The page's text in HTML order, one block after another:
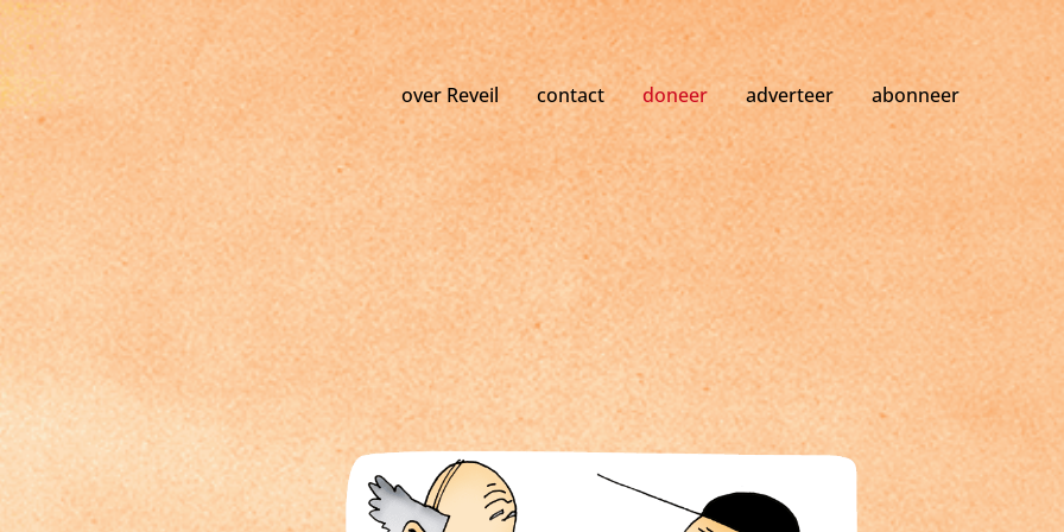
over Reveil contact doneer adverteer abonneer